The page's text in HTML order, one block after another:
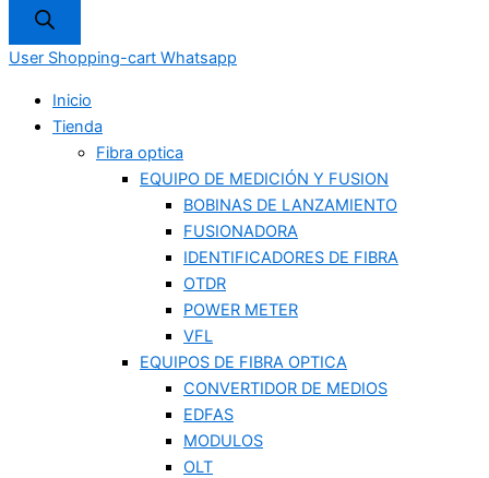
User Shopping-cart Whatsapp
Inicio
Tienda
Fibra optica
EQUIPO DE MEDICIÓN Y FUSION
BOBINAS DE LANZAMIENTO
FUSIONADORA
IDENTIFICADORES DE FIBRA
OTDR
POWER METER
VFL
EQUIPOS DE FIBRA OPTICA
CONVERTIDOR DE MEDIOS
EDFAS
MODULOS
OLT